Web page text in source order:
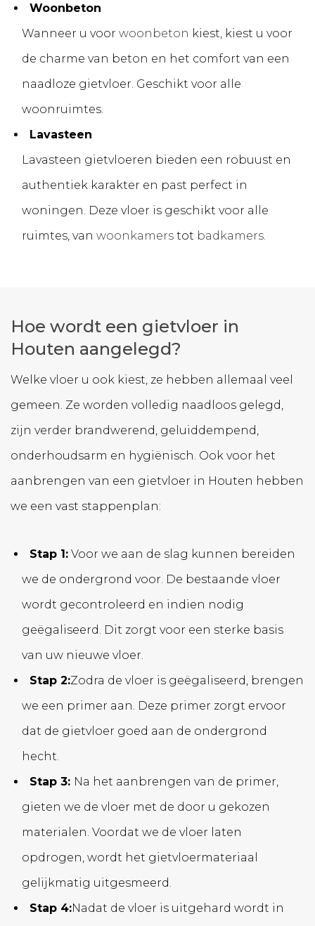
Woonbeton
Wanneer u voor woonbeton kiest, kiest u voor
de charme van beton en het comfort van een
naadloze gietvloer. Geschikt voor alle
woonruimtes.
Lavasteen
Lavasteen gietvloeren bieden een robuust en
authentiek karakter en past perfect in
woningen. Deze vloer is geschikt voor alle
ruimtes, van woonkamers tot badkamers.
Hoe wordt een gietvloer in
Houten aangelegd?
Welke vloer u ook kiest, ze hebben allemaal veel
gemeen. Ze worden volledig naadloos gelegd,
zijn verder brandwerend, geluiddempend,
onderhoudsarm en hygiënisch. Ook voor het
aanbrengen van een gietvloer in Houten hebben
we een vast stappenplan:
Stap 1:Voor we aan de slag kunnen bereiden
we de ondergrond voor. De bestaande vloer
wordt gecontroleerd en indien nodig
geëgaliseerd. Dit zorgt voor een sterke basis
van uw nieuwe vloer.
Stap 2:Zodra de vloer is geëgaliseerd, brengen
we een primer aan. Deze primer zorgt ervoor
dat de gietvloer goed aan de ondergrond
hecht.
Stap 3: Na het aanbrengen van de primer,
gieten we de vloer met de door u gekozen
materialen. Voordat we de vloer laten
opdrogen, wordt het gietvloermateriaal
gelijkmatig uitgesmeerd.
Stap 4:Nadat de vloer is uitgehard wordt in